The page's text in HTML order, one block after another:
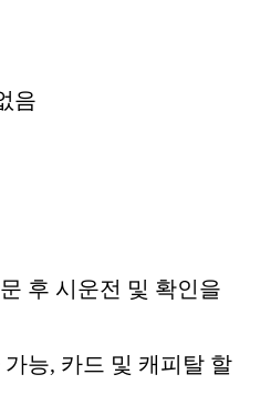
음
후 시운전 및 확인을
능, 카드 및 캐피탈 할